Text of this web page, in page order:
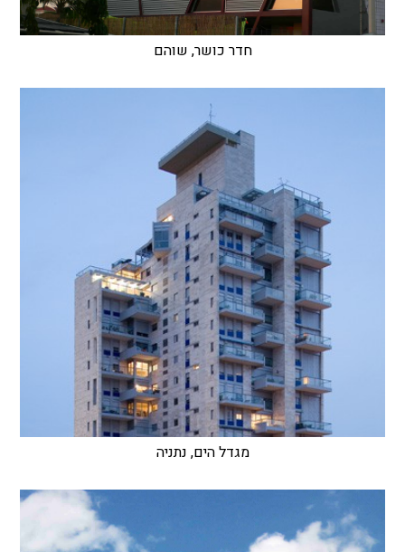
חדר כושר, שוהם
מגדל הים, נתניה